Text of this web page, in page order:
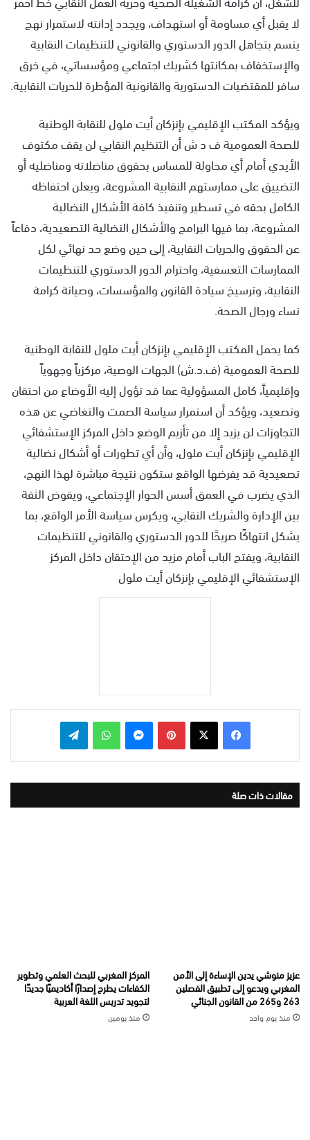
لا يقبل أي مساومة أو استهداف، ويجدد إدانته لاستمرار نهج
يتسم بتجاهل الدور الدستوري والقانوني للتنظيمات النقابية
والإستخفاف بمكانتها كشريك اجتماعي ومؤسساتي، في خرق
سافر للمقتضيات الدستورية والقانونية المؤطرة للحريات النقابية.
ويؤكد المكتب الإقليمي بإنزكان أيت ملول للنقابة الوطنية
للصحة العمومية ف د ش أن التنظيم النقابي لن يقف مكتوف
الأيدي أمام أي محاولة للمساس بحقوق مناضلاته ومناضليه أو
التضييق على ممارستهم النقابية المشروعة، ويعلن احتفاظه
الكامل بحقه في تسطير وتنفيذ كافة الأشكال النضالية
المشروعة، بما فيها البرامج والأشكال النضالية التصعيدية، دفاعاً
عن الحقوق والحريات النقابية، إلى حين وضع حد نهائي لكل
الممارسات التعسفية، واحترام الدور الدستوري للتنظيمات
النقابية، وترسيخ سيادة القانون والمؤسسات، وصيانة كرامة
نساء ورجال الصحة.
كما يحمل المكتب الإقليمي بإنزكان أيت ملول للنقابة الوطنية
للصحة العمومية (ف.د.ش) الجهات الوصية، مركزياً وجهوياً
وإقليمياً، كامل المسؤولية عما قد تؤول إليه الأوضاع من احتقان
وتصعيد، ويؤكد أن استمرار سياسة الصمت والتغاضي عن هذه
التجاوزات لن يزيد إلا من تأزيم الوضع داخل المركز الإستشفائي
الإقليمي بإنزكان أيت ملول، وأن أي تطورات أو أشكال نضالية
تصعيدية قد يفرضها الواقع ستكون نتيجة مباشرة لهذا النهج،
الذي يضرب في العمق أسس الحوار الإجتماعي، ويقوض الثقة
بين الإدارة والشريك النقابي، ويكرس سياسة الأمر الواقع، بما
يشكل انتهاكًا صريحًا للدور الدستوري والقانوني للتنظيمات
النقابية، ويفتح الباب أمام مزيد من الإحتقان داخل المركز
الإستشفائي الإقليمي بإنزكان أيت ملول
بينتيريست واتساب
مقالات ذات صلة
عزيز منوشي يدين الإساءة إلى الأمن
المغربي ويدعو إلى تطبيق الفصلين
263 و265 من القانون الجنائي
منذ يوم واحد
المركز المغربي للبحث العلمي وتطوير
الكفاءات يطرح إصدارًا أكاديميًا جديدًا
لتجويد تدريس اللغة العربية
منذ يومين